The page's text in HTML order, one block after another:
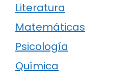
Literatura
Matemáticas
Psicología
Química